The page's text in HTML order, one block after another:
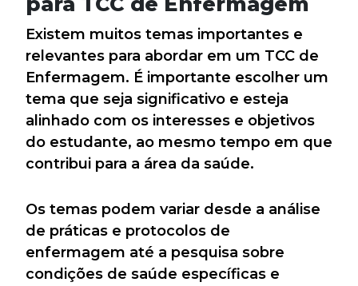
Existem muitos temas importantes e
relevantes para abordar em um TCC de
Enfermagem. É importante escolher um
tema que seja significativo e esteja
alinhado com os interesses e objetivos
do estudante, ao mesmo tempo em que
contribui para a área da saúde.
Os temas podem variar desde a análise
de práticas e protocolos de
enfermagem até a pesquisa sobre
condições de saúde específicas e